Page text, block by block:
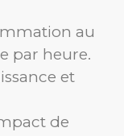
au
par heure.
et
de